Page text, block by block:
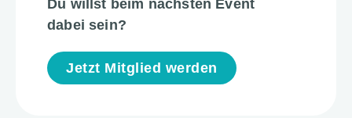
Du willst beim nächsten Event
dabei sein?
Jetzt Mitglied werden